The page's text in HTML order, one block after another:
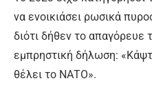
να ενοικιάσει ρωσικά
διότι δήθεν το
εμπρηστική δήλωση:
θέλει το ΝΑΤΟ».